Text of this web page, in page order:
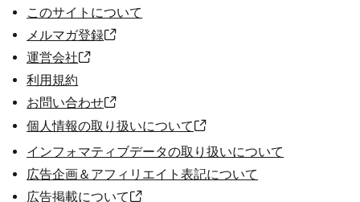
このサイトについて
メルマガ登録
運営会社
利用規約
お問い合わせ
個人情報の取り扱いについて
インフォマティブデータの取り扱いについて
広告企画＆アフィリエイト表記について
広告掲載について